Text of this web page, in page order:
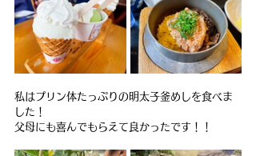
私はプリン体たっぷりの明太子釜めしを食べま
した！
父母にも喜んでもらえて良かったです！！